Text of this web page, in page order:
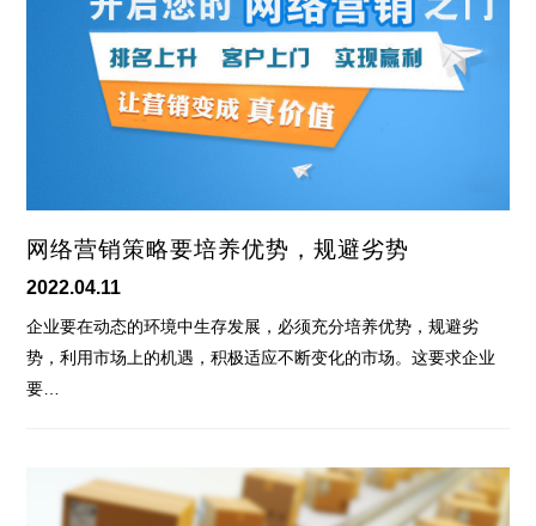
网络营销策略要培养优势，规避劣势
2022.04.11
企业要在动态的环境中生存发展，必须充分培养优势，规避劣
势，利用市场上的机遇，积极适应不断变化的市场。这要求企业
要…